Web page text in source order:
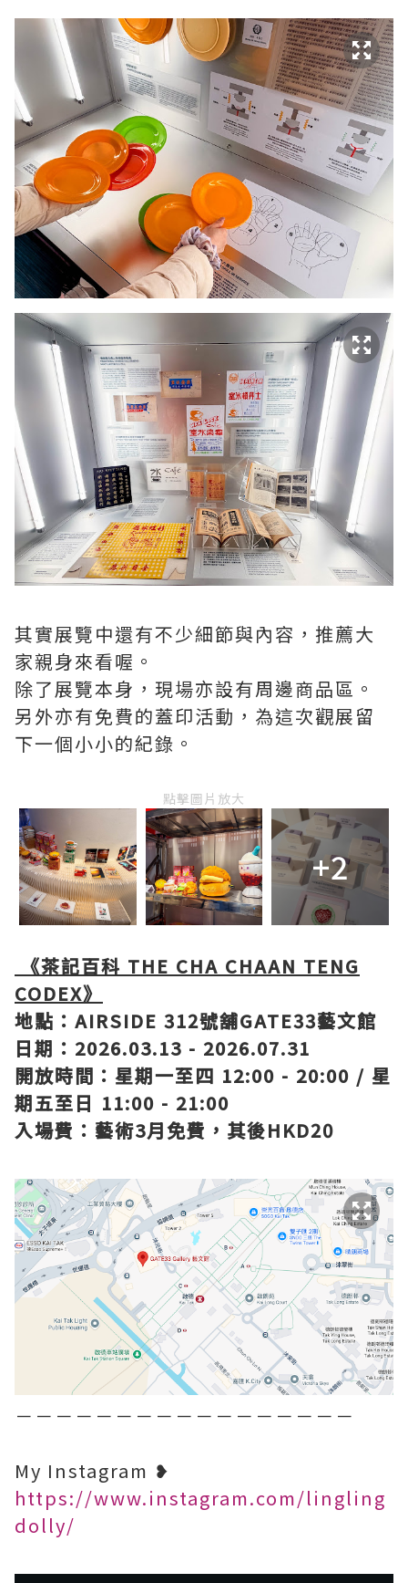
其實展覽中還有不少細節與內容，推薦大
家親身來看喔。
除了展覽本身，現場亦設有周邊商品區。
另外亦有免費的蓋印活動，為這次觀展留
下一個小小的紀錄。
點擊圖片放大
+2
《茶記百科 THE CHA CHAAN TENG
CODEX》
地點：AIRSIDE 312號舖GATE33藝文館
日期：2026.03.13 - 2026.07.31
開放時間：星期一至四 12:00 - 20:00 / 星
期五至日 11:00 - 21:00
入場費：藝術3月免費，其後HKD20
－－－－－－－－－－－－－－－－－
My Instagram ❥
https://www.instagram.com/lingling
dolly/